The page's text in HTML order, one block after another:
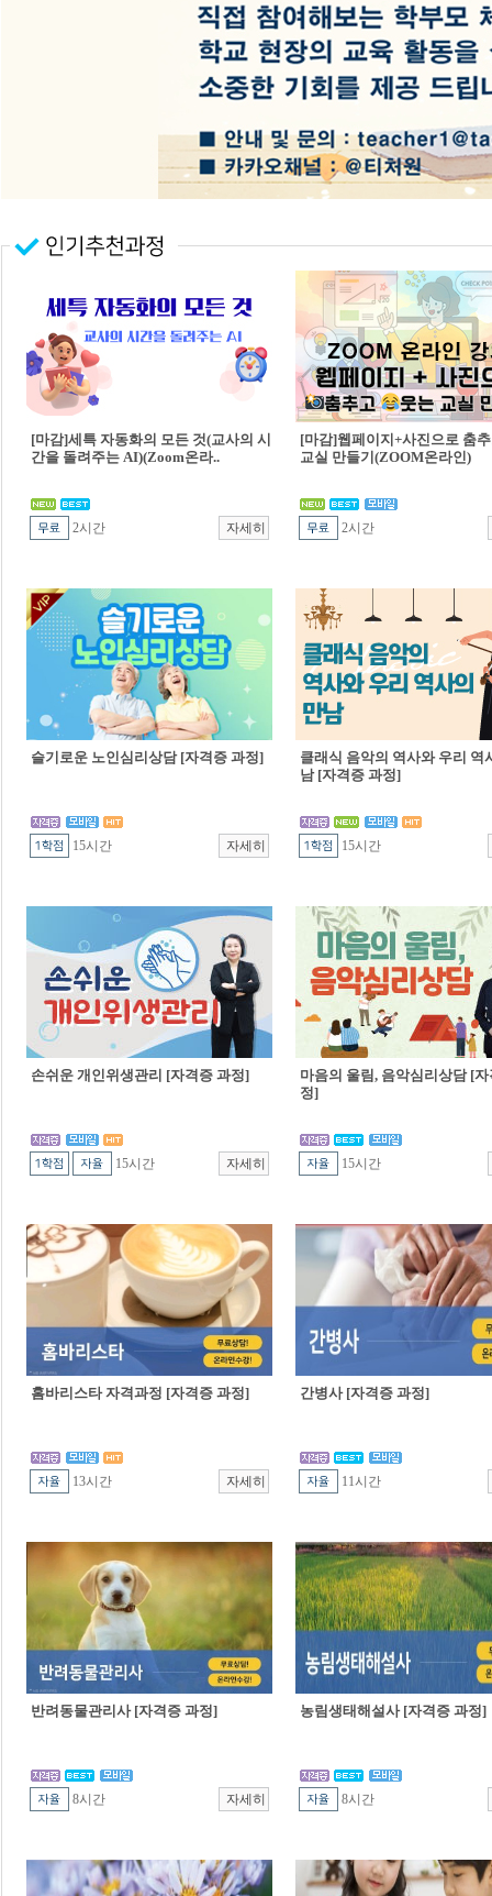
[마감]세특 자동화의 모든 것(교사의 시
간을 돌려주는 AI)(Zoom온라..
2시간
[마감]웹페이지+사진으로 춤
교실 만들기(ZOOM온라인)
2시간
슬기로운 노인심리상담 [자격증 과정]
15시간
클래식 음악의 역사와 우리 역
남 [자격증 과정]
15시간
손쉬운 개인위생관리 [자격증 과정]
15시간
마음의 울림, 음악심리상담 [
정]
15시간
홈바리스타 자격과정 [자격증 과정]
13시간
간병사 [자격증 과정]
11시간
반려동물관리사 [자격증 과정]
8시간
농림생태해설사 [자격증 과정]
8시간